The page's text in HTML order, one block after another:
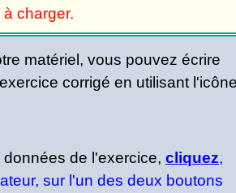
charger.
matériel, vous pouvez écrire
corrigé en utilisant
de l'exercice, cliquez,
sur l'un des deux boutons